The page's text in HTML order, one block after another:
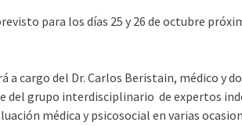
para los días 25 y 26 de octubre
a cargo del Dr. Carlos Beristain, médico
del grupo interdisciplinario de expertos
médica y psicosocial en varias